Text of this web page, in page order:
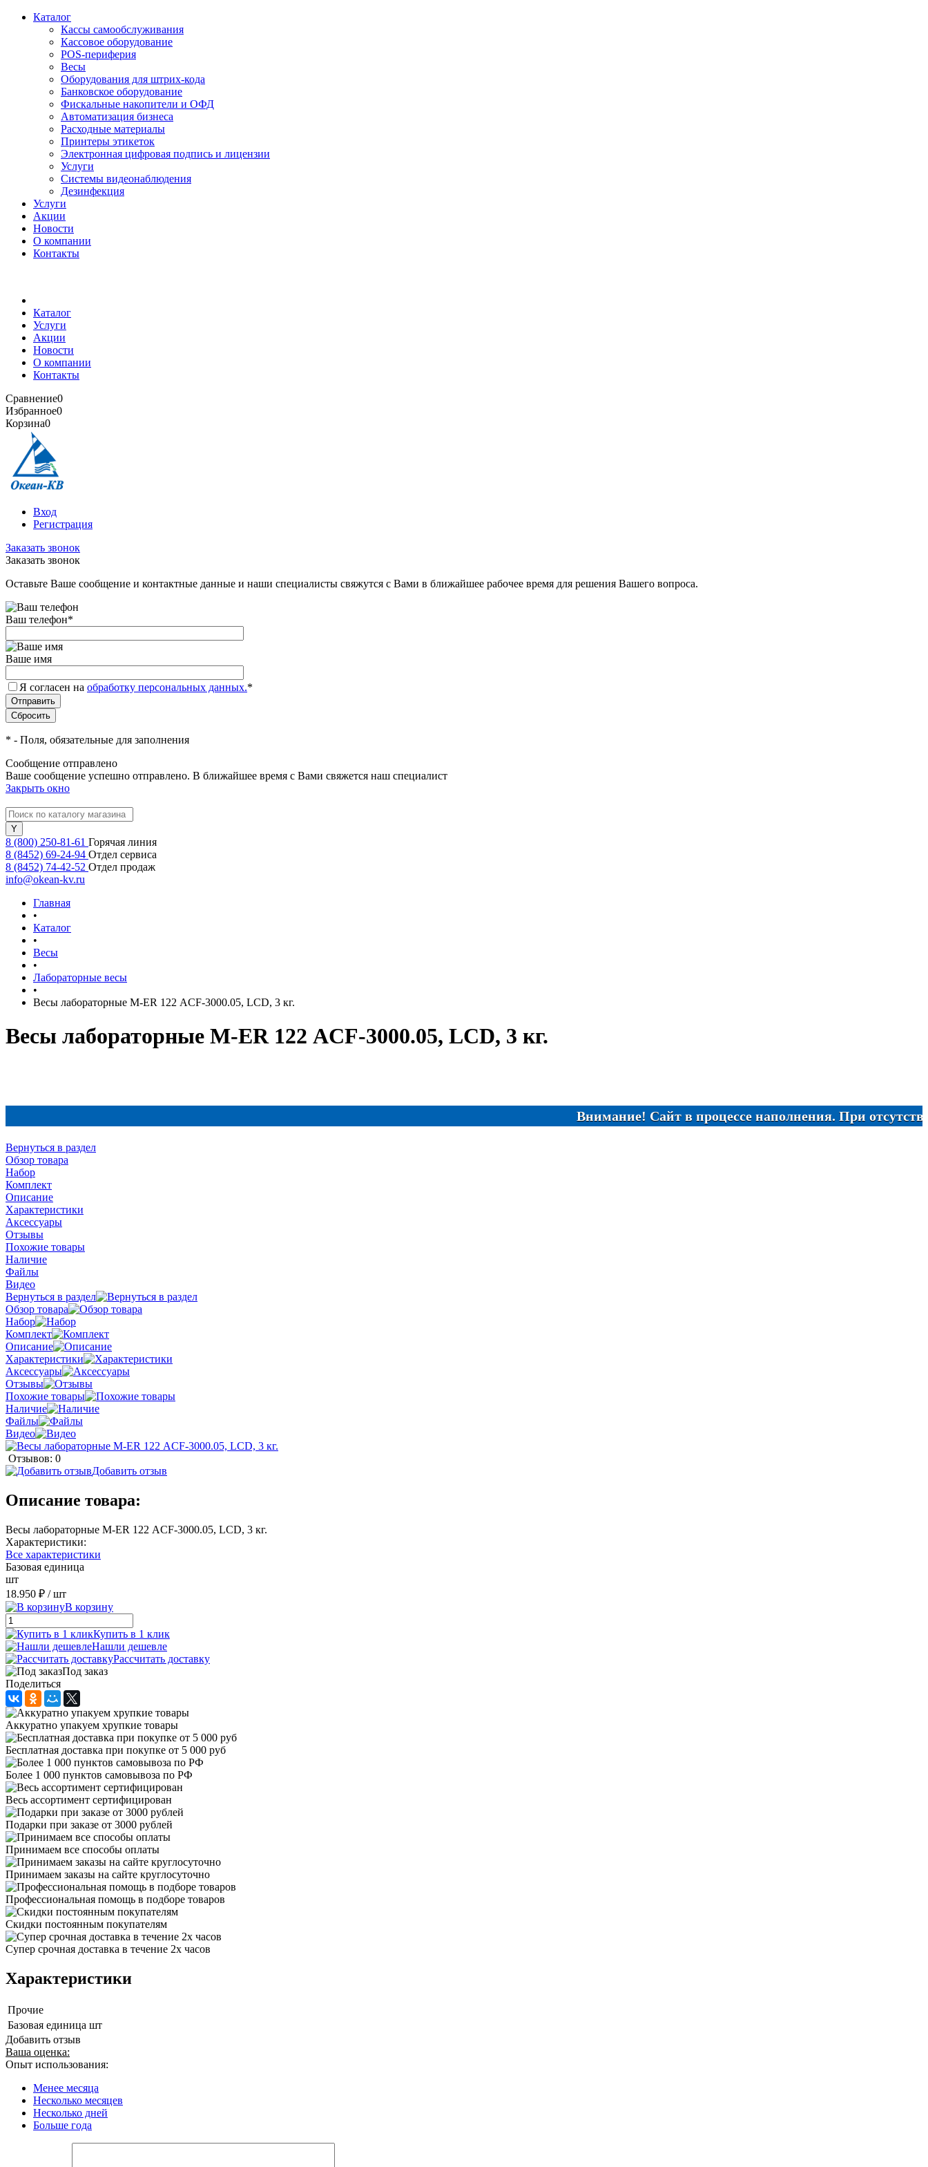
Каталог
Кассы самообслуживания
Кассовое оборудование
POS-периферия
Весы
Оборудования для штрих-кода
Банковское оборудование
Фискальные накопители и ОФД
Автоматизация бизнеса
Расходные материалы
Принтеры этикеток
Электронная цифровая подпись и лицензии
Услуги
Системы видеонаблюдения
Дезинфекция
Услуги
Акции
Новости
О компании
Контакты
Каталог
Услуги
Акции
Новости
О компании
Контакты
Сравнение0
Избранное0
Корзина0
Вход
Регистрация
Заказать звонок
Заказать звонок
Оставьте Ваше сообщение и контактные данные и наши специалисты свяжутся с Вами в ближайшее рабочее время для решения Вашего вопроса.
Ваш телефон*
Ваше имя
Я согласен на обработку персональных данных.*
* - Поля, обязательные для заполнения
Сообщение отправлено
Ваше сообщение успешно отправлено. В ближайшее время с Вами свяжется наш специалист
Закрыть окно
8 (800) 250-81-61 Горячая линия
8 (8452) 69-24-94 Отдел сервиса
8 (8452) 74-42-52 Отдел продаж
info@okean-kv.ru
Главная
•
Каталог
•
Весы
•
Лабораторные весы
•
Весы лабораторные M-ER 122 АCF-3000.05, LСD, 3 кг.
Весы лабораторные M-ER 122 АCF-3000.05, LСD, 3 кг.
Внимание! Сайт в процессе наполнения. При отсутствии
Вернуться в раздел
Обзор товара
Набор
Комплект
Описание
Характеристики
Аксессуары
Отзывы
Похожие товары
Наличие
Файлы
Видео
Вернуться в раздел
Обзор товара
Набор
Комплект
Описание
Характеристики
Аксессуары
Отзывы
Похожие товары
Наличие
Файлы
Видео
Отзывов: 0
Добавить отзыв
Описание товара:
Весы лабораторные M-ER 122 АCF-3000.05, LСD, 3 кг.
Характеристики:
Все характеристики
Базовая единица
шт
18.950 ₽ / шт
В корзину
Купить в 1 клик
Нашли дешевле
Рассчитать доставку
Под заказ
Поделиться
Аккуратно упакуем хрупкие товары
Бесплатная доставка при покупке от 5 000 руб
Более 1 000 пунктов самовывоза по РФ
Весь ассортимент сертифицирован
Подарки при заказе от 3000 рублей
Принимаем все способы оплаты
Принимаем заказы на сайте круглосуточно
Профессиональная помощь в подборе товаров
Скидки постоянным покупателям
Супер срочная доставка в течение 2х часов
Характеристики
Прочие
Базовая единица шт
Добавить отзыв
Ваша оценка:
Опыт использования:
Менее месяца
Несколько месяцев
Несколько дней
Больше года